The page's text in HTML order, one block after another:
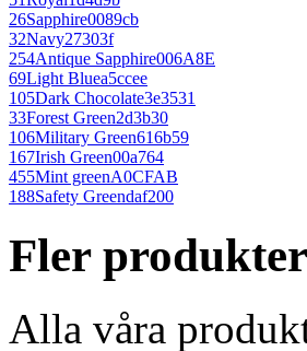
26Sapphire0089cb
32Navy27303f
254Antique Sapphire006A8E
69Light Bluea5ccee
105Dark Chocolate3e3531
33Forest Green2d3b30
106Military Green616b59
167Irish Green00a764
455Mint greenA0CFAB
188Safety Greendaf200
Fler
Alla våra